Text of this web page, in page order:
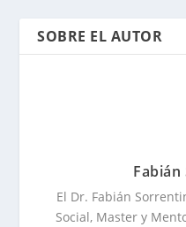
SOBRE EL AUTOR
El Dr. Fabián
Social, Master y